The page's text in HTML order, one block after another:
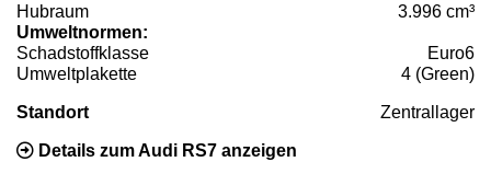
Hubraum
3.996 cm³
Umweltnormen:
Schadstoffklasse
Euro6
Umweltplakette
4 (Green)
Standort Zentrallager
Details zum Audi RS7 anzeigen